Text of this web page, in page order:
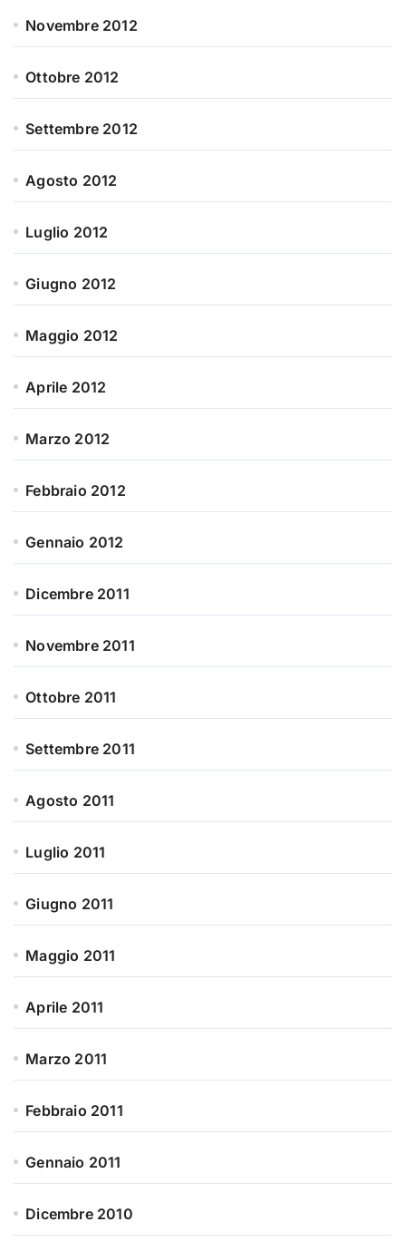
Novembre 2012
Ottobre 2012
Settembre 2012
Agosto 2012
Luglio 2012
Giugno 2012
Maggio 2012
Aprile 2012
Marzo 2012
Febbraio 2012
Gennaio 2012
Dicembre 2011
Novembre 2011
Ottobre 2011
Settembre 2011
Agosto 2011
Luglio 2011
Giugno 2011
Maggio 2011
Aprile 2011
Marzo 2011
Febbraio 2011
Gennaio 2011
Dicembre 2010